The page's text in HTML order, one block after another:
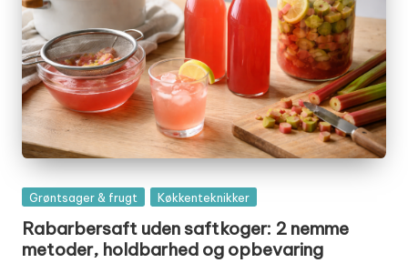
Posted
Grøntsager & frugt Køkkenteknikker
Rabarbersaft uden saftkoger: 2 nemme
metoder, holdbarhed og opbevaring